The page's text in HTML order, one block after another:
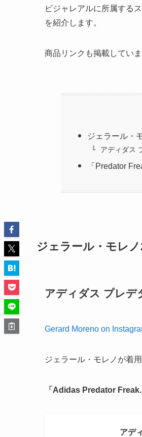
ビジャレアルに所属する
を紹介します。
商品リンクも掲載してい
ジェラール・
アディダス
「Predator
ジェラール・モレ
アディダス プレデ
Gerard Moreno on
ジェラール・モレノが着
「Adidas Predator
アデ